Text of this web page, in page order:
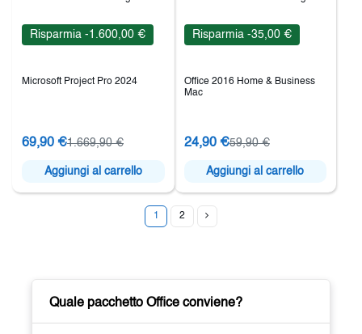
Risparmia -1.600,00 €
Microsoft Project Pro 2024
69,90 €1.669,90 €
Aggiungi al carrello
Risparmia -35,00 €
Office 2016 Home & Business
Mac
24,90 €59,90 €
Aggiungi al carrello
1 2
Quale pacchetto Office conviene?